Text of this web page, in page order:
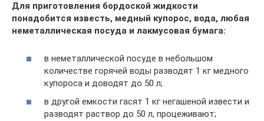
Для приготовления бордоской жидкости
понадобится известь, медный купорос, вода, любая
неметаллическая посуда и лакмусовая бумага:
в неметаллической посуде в небольшом
количестве горячей воды разводят 1 кг медного
купороса и доводят до 50 л;
в другой емкости гасят 1 кг негашеной извести и
разводят раствор до 50 л, процеживают;